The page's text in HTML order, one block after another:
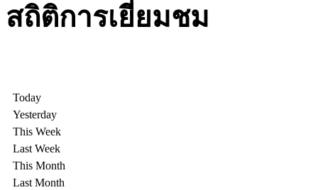
สถิติการเยี่ยมชม
Today
Yesterday
This Week
Last Week
This Month
Last Month